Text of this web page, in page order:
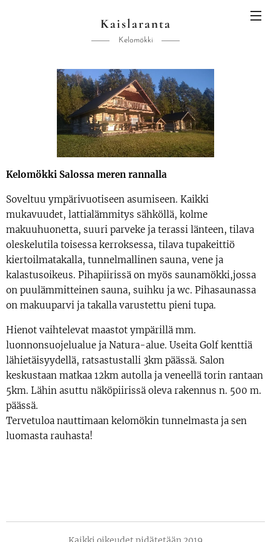
Kaislaranta
Kelomökki
Kelomökki Salossa meren rannalla
Soveltuu ympärivuotiseen asumiseen. Kaikki
mukavuudet, lattialämmitys sähköllä, kolme
makuuhuonetta, suuri parveke ja terassi länteen, tilava
oleskelutila toisessa kerroksessa, tilava tupakeittiö
kiertoilmatakalla, tunnelmallinen sauna, vene ja
kalastusoikeus. Pihapiirissä on myös saunamökki,jossa
on puulämmitteinen sauna, suihku ja wc. Pihasaunassa
on makuuparvi ja takalla varustettu pieni tupa.
Hienot vaihtelevat maastot ympärillä mm.
luonnonsuojelualue ja Natura-alue. Useita Golf kenttiä
lähietäisyydellä, ratsastustalli 3km päässä. Salon
keskustaan matkaa 12km autolla ja veneellä torin rantaan
5km. Lähin asuttu näköpiirissä oleva rakennus n. 500 m.
päässä.
Tervetuloa nauttimaan kelomökin tunnelmasta ja sen
luomasta rauhasta!